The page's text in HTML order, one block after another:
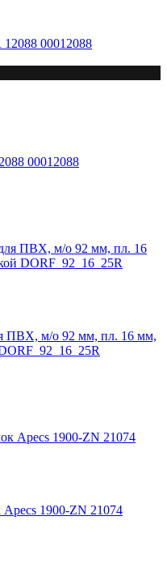
00012088
ПВХ, м/о 92 мм, пл. 16 мм,
1900-ZN 21074